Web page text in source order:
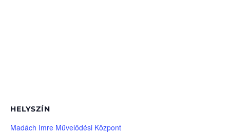
HELYSZÍN
Madách Imre Művelődési Központ